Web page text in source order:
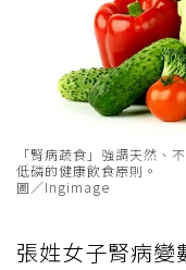
「腎病蔬食」強調天然、
低磷的健康飲食原則。
圖／Ingimage
張姓女子腎病變